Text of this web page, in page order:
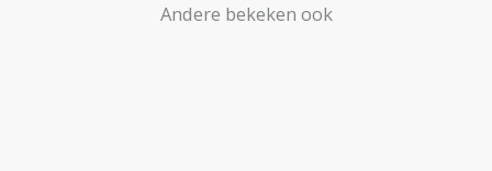
Andere bekeken ook